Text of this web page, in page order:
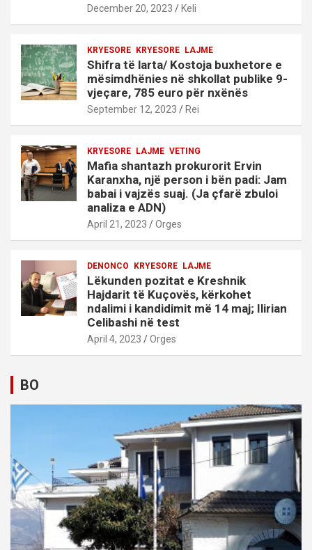
December 20, 2023 Keli
KRYESORE KRYESORE LAJME
Shifra të larta/ Kostoja buxhetore e
mësimdhënies në shkollat publike 9-
vjeçare, 785 euro për nxënës
September 12, 2023 Rei
KRYESORE LAJME VETING
Mafia shantazh prokurorit Ervin
Karanxha, një person i bën padi: Jam
babai i vajzës suaj. (Ja çfarë zbuloi
analiza e ADN)
April 21, 2023 Orges
DENONCO KRYESORE LAJME
Lëkunden pozitat e Kreshnik
Hajdarit të Kuçovës, kërkohet
ndalimi i kandidimit më 14 maj; Ilirian
Celibashi në test
April 4, 2023 Orges
BO